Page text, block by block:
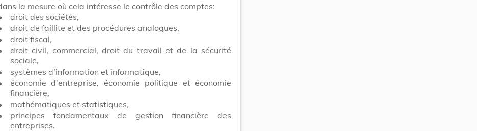
la mesure où cela intéresse le contrôle des comptes:
droit des sociétés,
droit de faillite et des procédures analogues,
droit fiscal,
droit civil, commercial, droit du travail et de la sécurité
sociale,
systèmes d'information et informatique,
économie d'entreprise, économie politique et économie
financière,
mathématiques et statistiques,
principes fondamentaux de gestion financière des
entreprises.